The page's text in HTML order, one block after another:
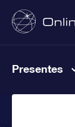
Presentes